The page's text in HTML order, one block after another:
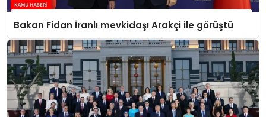
Bakan Fidan İranlı mevkidaşı Arakçi ile görüştü